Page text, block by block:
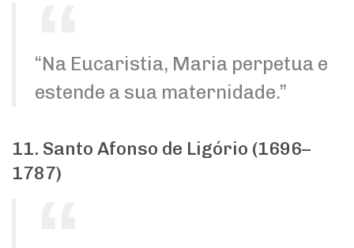
“Na Eucaristia, Maria perpetua e
estende a sua maternidade.”
11. Santo Afonso de Ligório (1696–
1787)